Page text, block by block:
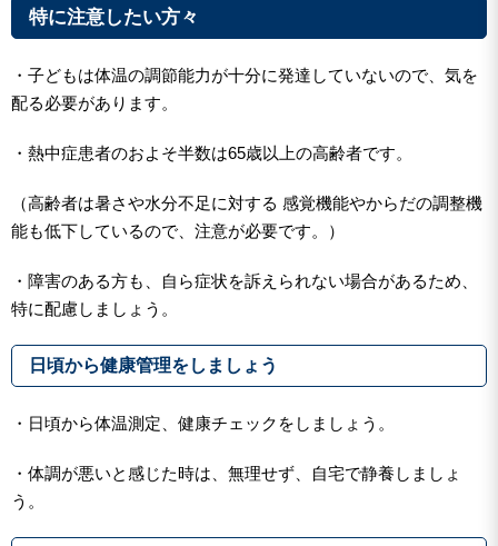
特に注意したい方々
・子どもは体温の調節能力が十分に発達していないので、気を
配る必要があります。
・熱中症患者のおよそ半数は65歳以上の高齢者です。
（高齢者は暑さや水分不足に対する 感覚機能やからだの調整機
能も低下しているので、注意が必要です。）
・障害のある方も、自ら症状を訴えられない場合があるため、
特に配慮しましょう。
日頃から健康管理をしましょう
・日頃から体温測定、健康チェックをしましょう。
・体調が悪いと感じた時は、無理せず、自宅で静養しましょ
う。